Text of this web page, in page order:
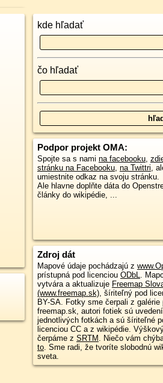
kde hľadať
čo hľadať
Podpor projekt OMA:
Spojte sa s nami na facebooku,
stránku na Facebooku, na Twittri,
umiestnite odkaz na svoju stránku.
Ale hlavne doplňte dáta do
články do wikipédie, ...
Zdroj dát
Mapové údaje pochádzajú z
prístupná pod licenciou ODbL.
vytvára a aktualizuje Freemap
(www.freemap.sk), šíriteľný pod
BY-SA. Fotky sme čerpali z galérie
freemap.sk, autori fotiek sú
jednotlivých fotkách a sú šíriteľné
licenciou CC a z wikipédie.
čerpáme z SRTM . Niečo vám
to. Sme radi, že tvoríte slobodnú
sveta.